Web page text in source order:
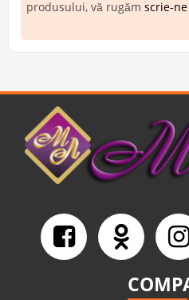
produsului, vă rugăm scrie-